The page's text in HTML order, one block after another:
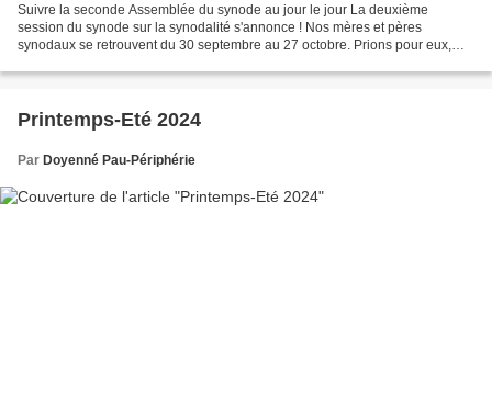
Suivre la seconde Assemblée du synode au jour le jour La deuxième
session du synode sur la synodalité s'annonce ! Nos mères et pères
synodaux se retrouvent du 30 septembre au 27 octobre. Prions pour eux,
Printemps-Eté 2024
Par Doyenné Pau-Périphérie